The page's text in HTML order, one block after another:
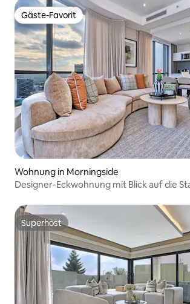
Gäste-Favorit
Gäste-Favorit
Wohnung in Morningside
Designer-Eckwohnung mit Blick auf die
Superhost
Superhost